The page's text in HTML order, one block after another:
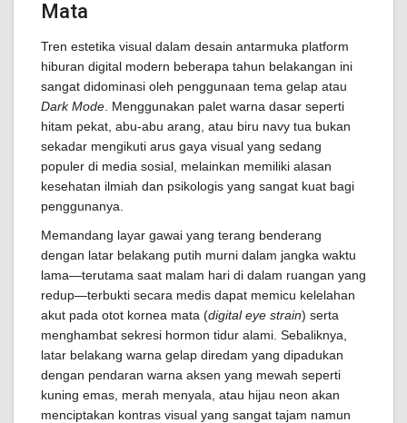
Mata
Tren estetika visual dalam desain antarmuka platform
hiburan digital modern beberapa tahun belakangan ini
sangat didominasi oleh penggunaan tema gelap atau
Dark Mode . Menggunakan palet warna dasar seperti
hitam pekat, abu-abu arang, atau biru navy tua bukan
sekadar mengikuti arus gaya visual yang sedang
populer di media sosial, melainkan memiliki alasan
kesehatan ilmiah dan psikologis yang sangat kuat bagi
penggunanya.
Memandang layar gawai yang terang benderang
dengan latar belakang putih murni dalam jangka waktu
lama—terutama saat malam hari di dalam ruangan yang
redup—terbukti secara medis dapat memicu kelelahan
akut pada otot kornea mata (digital eye strain) serta
menghambat sekresi hormon tidur alami. Sebaliknya,
latar belakang warna gelap diredam yang dipadukan
dengan pendaran warna aksen yang mewah seperti
kuning emas, merah menyala, atau hijau neon akan
menciptakan kontras visual yang sangat tajam namun